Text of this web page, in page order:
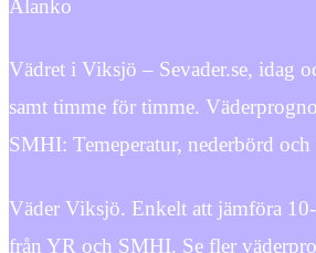
Alanko
Vädret i Viksjö – Sevader.se, idag
samt timme för timme.
SMHI: Temeperatur, nederbörd
Väder Viksjö. Enkelt att jämföra
från YR och SMHI. Se fler